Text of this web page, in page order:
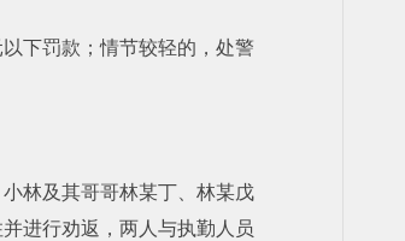
下罚款；情节较轻的，处警
林及其哥哥林某丁、林某戊
进行劝返，两人与执勤人员